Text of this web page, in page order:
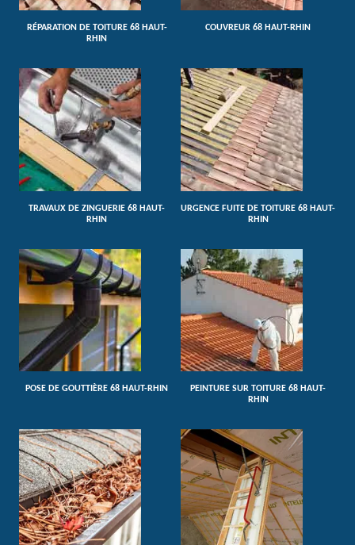
RÉPARATION DE TOITURE 68 HAUT-
RHIN
COUVREUR 68 HAUT-RHIN
TRAVAUX DE ZINGUERIE 68 HAUT-
RHIN
URGENCE FUITE DE TOITURE 68 HAUT-
RHIN
POSE DE GOUTTIÈRE 68 HAUT-RHIN
PEINTURE SUR TOITURE 68 HAUT-
RHIN